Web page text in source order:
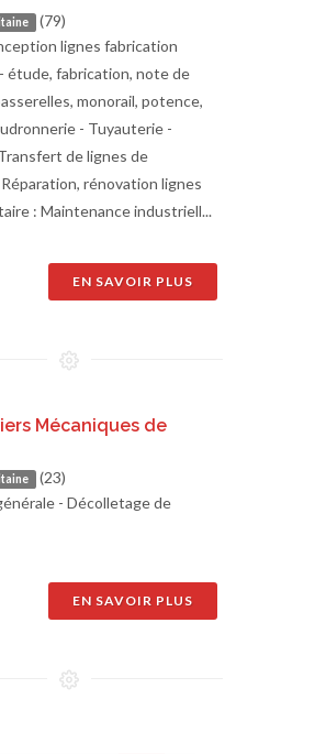
(79)
lignes fabrication
étude, fabrication, note de
monorail, potence,
- Tuyauterie -
de lignes de
rénovation lignes
: Maintenance industriell...
EN SAVOIR PLUS
Mécaniques de
(23)
- Décolletage de
EN SAVOIR PLUS